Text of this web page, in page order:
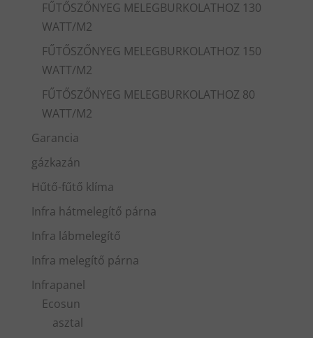
FŰTŐSZŐNYEG MELEGBURKOLATHOZ 130
WATT/M2
FŰTŐSZŐNYEG MELEGBURKOLATHOZ 150
WATT/M2
FŰTŐSZŐNYEG MELEGBURKOLATHOZ 80
WATT/M2
Garancia
gázkazán
Hűtő-fűtő klíma
Infra hátmelegítő párna
Infra lábmelegítő
Infra melegítő párna
Infrapanel
Ecosun
asztal